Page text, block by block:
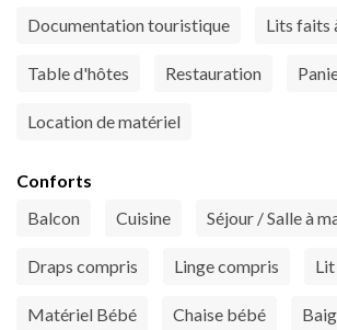
Documentation touristique
Lits faits
Table d'hôtes Restauration
Location de matériel
Conforts
Balcon
Cuisine Séjour / Salle à
Draps compris Linge compris
Matériel Bébé Chaise bébé